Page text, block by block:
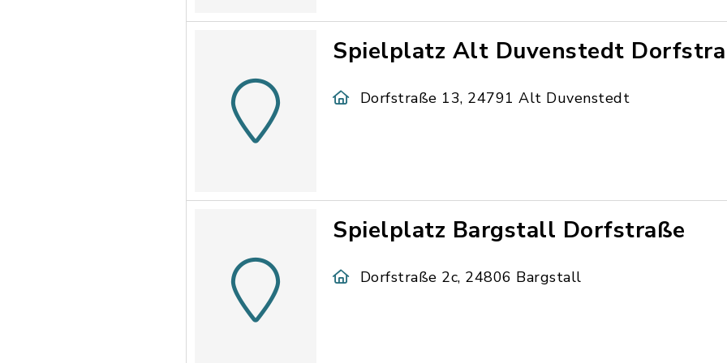
Spielplatz Alt Duvenstedt
Dorfstraße 13, 24791 Alt Duvenstedt
Spielplatz Bargstall Dorfstraße
Dorfstraße 2c, 24806 Bargstall